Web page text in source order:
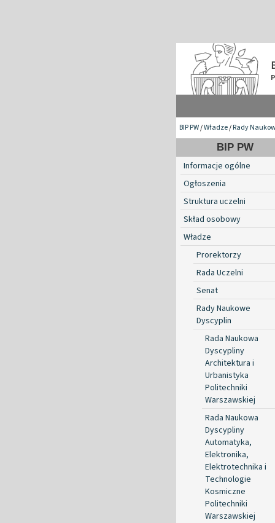
BIP PW/Władze/Rady
BIP PW
Informacje ogólne
Ogłoszenia
Struktura uczelni
Skład osobowy
Władze
Prorektorzy
Rada Uczelni
Senat
Rady Naukowe
Dyscyplin
Rada Naukowa
Dyscypliny
Architektura i
Urbanistyka
Politechniki
Warszawskiej
Rada Naukowa
Dyscypliny
Automatyka,
Elektronika,
Elektrotechnika i
Technologie
Kosmiczne
Politechniki
Warszawskiej